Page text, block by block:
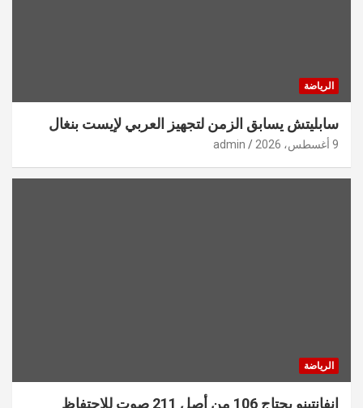
الرياضة
سابليتش يسابق الزمن لتجهيز العربي لإيست بنغال
9 أغسطس، 2026 admin
الرياضة
انفانتينو يحتاج 106 من أصل 211 صوت للاحتفاظ